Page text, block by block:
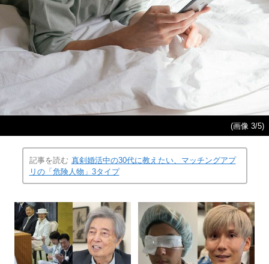
(画像 3/5)
記事を読む 真剣婚活中の30代に教えたい、マッチングアプ
リの「危険人物」3タイプ